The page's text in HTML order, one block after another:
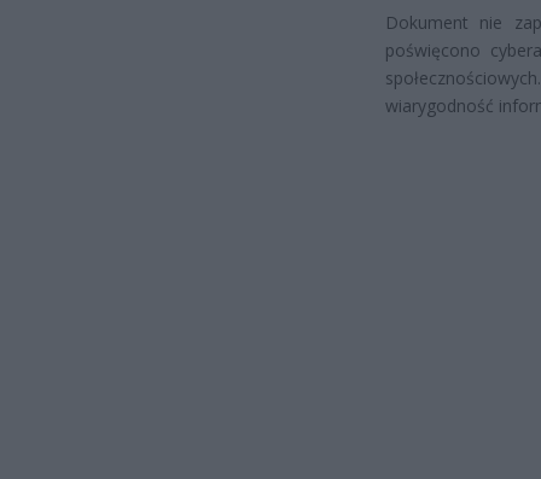
Dokument nie
poświęcono
wiarygodność